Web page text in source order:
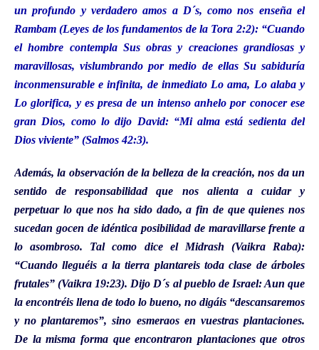
un profundo y verdadero amos a D´s, como nos enseña el
Rambam (Leyes de los fundamentos de la Tora 2:2): “Cuando
el hombre contempla Sus obras y creaciones grandiosas y
maravillosas, vislumbrando por medio de ellas Su sabiduría
inconmensurable e infinita, de inmediato Lo ama, Lo alaba y
Lo glorifica, y es presa de un intenso anhelo por conocer ese
gran Dios, como lo dijo David: “Mi alma está sedienta del
Dios viviente” (Salmos 42:3).
Además, la observación de la belleza de la creación, nos da un
sentido de responsabilidad que nos alienta a cuidar y
perpetuar lo que nos ha sido dado, a fin de que quienes nos
sucedan gocen de idéntica posibilidad de maravillarse frente a
lo asombroso. Tal como dice el Midrash (Vaikra Raba):
“Cuando lleguéis a la tierra plantareis toda clase de árboles
frutales” (Vaikra 19:23). Dijo D´s al pueblo de Israel: Aun que
la encontréis llena de todo lo bueno, no digáis “descansaremos
y no plantaremos”, sino esmeraos en vuestras plantaciones.
De la misma forma que encontraron plantaciones que otros